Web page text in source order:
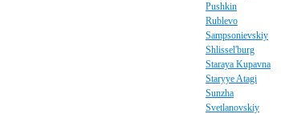
Pushkin
Rublevo
Sampsonievskiy
Shlissel'burg
Staraya Kupavna
Staryye Atagi
Sunzha
Svetlanovskiy